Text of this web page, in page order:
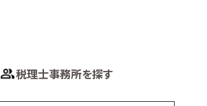
税理士事務所を探す